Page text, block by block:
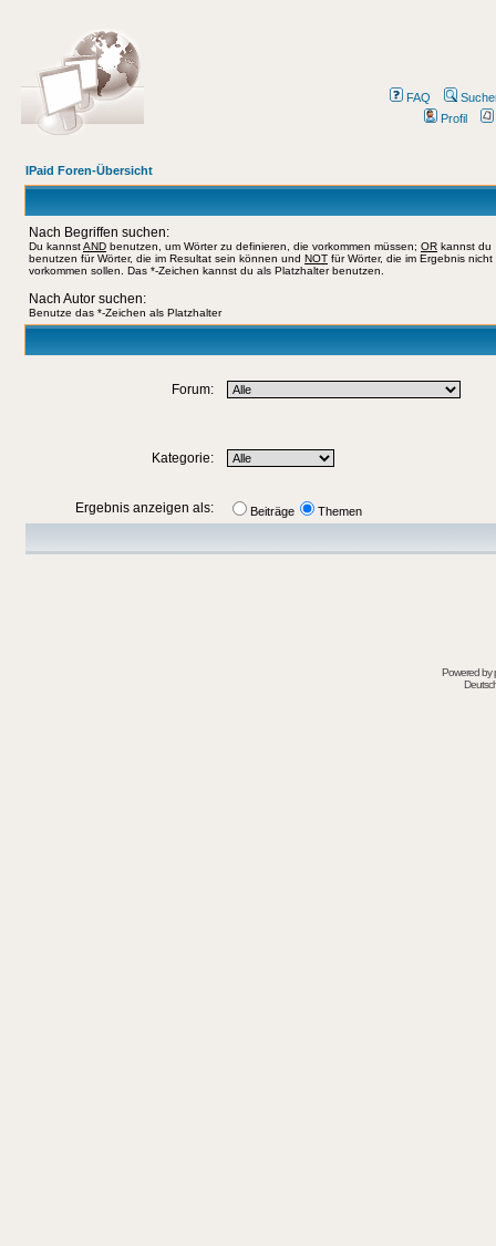
FAQ
Profil
IPaid Foren-Übersicht
Nach Begriffen suchen:
Du kannstAND benutzen, um Wörter zu definieren, die vorkommen müssen; OR kannst du
benutzen für Wörter, die im Resultat sein können und NOT für Wörter, die im Ergebnis nicht
vorkommen sollen. Das *-Zeichen kannst du als Platzhalter benutzen.
Nach Autor suchen:
Benutze das *-Zeichen als Platzhalter
Forum:
Kategorie:
Ergebnis anzeigen als: Beiträge Themen
Powered by